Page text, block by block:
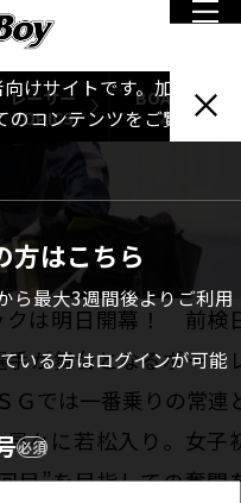
レーサー
TOPICS
BOATBoy
本誌
けサイトです。加入者番
コンテンツをご覧いただ
方はこちら
ら最大3週間後よりご利用
いる方はログインが可能
必須
クは明日開幕！ 前検
が舞台となるボート
Ｇでは一番乗りの常連
々に若松入り。女子
目”を目指しての奮闘